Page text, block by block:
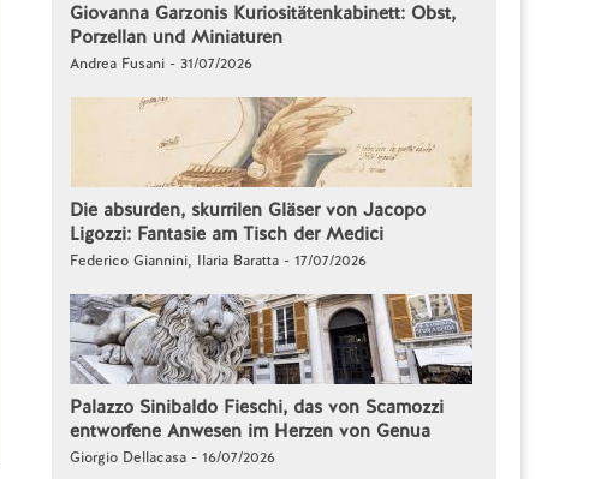
Giovanna Garzonis Kuriositätenkabinett: Obst,
Porzellan und Miniaturen
Andrea Fusani - 31/07/2026
Die absurden, skurrilen Gläser von Jacopo
Ligozzi: Fantasie am Tisch der Medici
Federico Giannini, Ilaria Baratta - 17/07/2026
Palazzo Sinibaldo Fieschi, das von Scamozzi
entworfene Anwesen im Herzen von Genua
Giorgio Dellacasa - 16/07/2026